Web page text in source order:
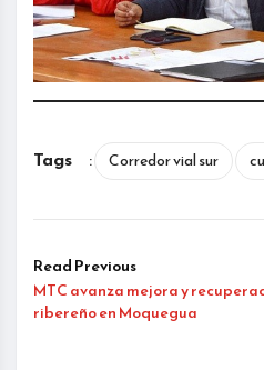
Tags : Corredor vial sur
Read Previous
MTC avanza mejora y
ribereño en Moquegua